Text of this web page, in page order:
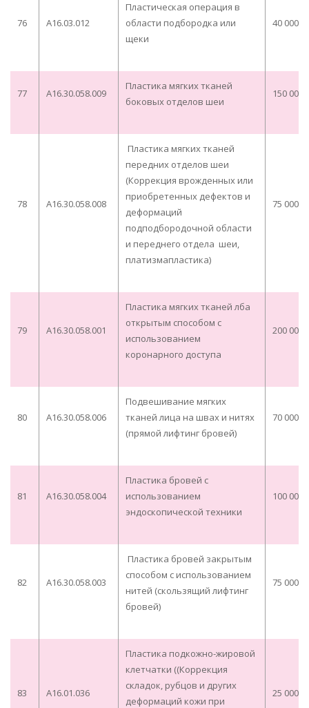
76 A16.03.012
Пластическая операция в
области подбородка или
щеки
40
77 A16.30.058.009
Пластика мягких тканей
боковых отделов шеи
150
78 A16.30.058.008
Пластика мягких тканей
передних отделов шеи
(Коррекция врожденных или
приобретенных дефектов и
деформаций
подподбородочной области
и переднего отдела шеи,
платизмапластика)
75
79 A16.30.058.001
Пластика мягких тканей лба
открытым способом с
использованием
коронарного доступа
200
80 A16.30.058.006
Подвешивание мягких
тканей лица на швах и нитях
(прямой лифтинг бровей)
70
81 A16.30.058.004
Пластика бровей с
использованием
эндоскопической техники
100
82 A16.30.058.003
Пластика бровей закрытым
способом с использованием
нитей (скользящий лифтинг
бровей)
75
83 A16.01.036
Пластика подкожно-жировой
клетчатки ((Коррекция
складок, рубцов и других
деформаций кожи при
25